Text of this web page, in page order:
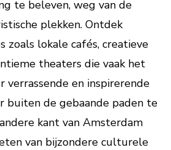
te beleven, weg van de
plekken. Ontdek
zoals lokale cafés, creatieve
theaters die vaak het
verrassende en inspirerende
buiten de gebaande paden te
kant van Amsterdam
van bijzondere culturele